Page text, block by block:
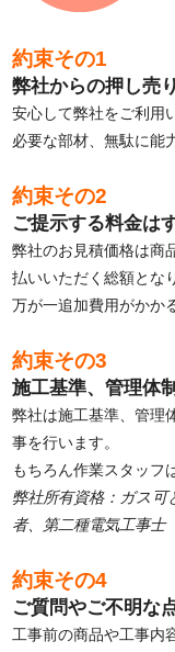
約束その1
弊社からの押し売
安心して弊社をご利用
必要な部材、無駄に能
約束その2
ご提示する料金は
弊社のお見積価格は商
払いいただく総額とな
万が一追加費用がかか
約束その3
施工基準、管理体
弊社は施工基準、管理
事を行います。
もちろん作業スタッフ
弊社所有資格：ガス可
者、第二種電気工事士
約束その4
ご質問やご不明な
工事前の商品や工事内